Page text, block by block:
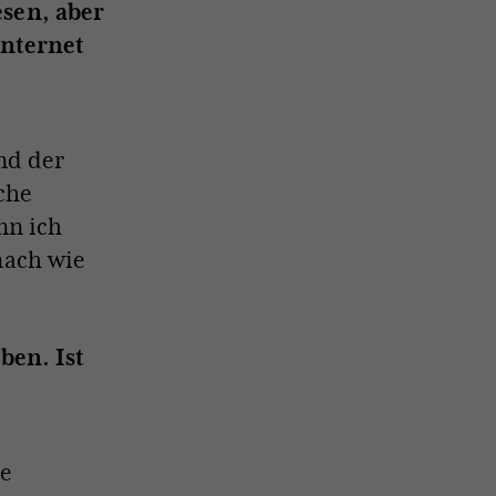
aber
der
ich
wie
Ist